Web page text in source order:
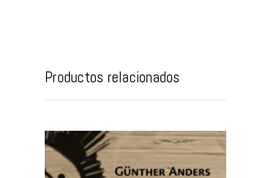
Productos relacionados